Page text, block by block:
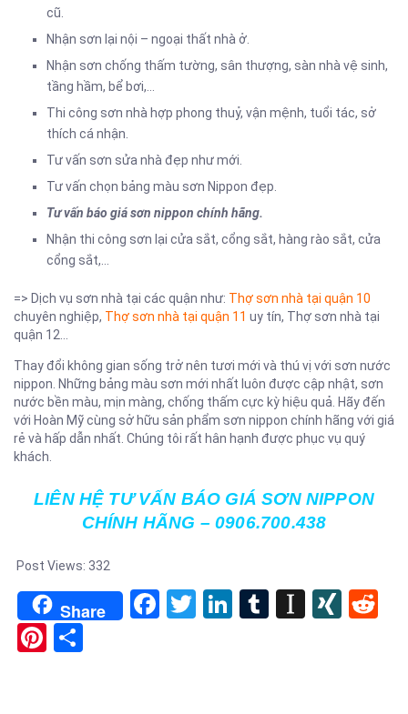
cũ.
Nhận sơn lại nội – ngoại thất nhà ở.
Nhận sơn chống thấm tường, sân thượng, sàn nhà vệ sinh,
tầng hầm, bể bơi,…
Thi công sơn nhà hợp phong thuỷ, vận mệnh, tuổi tác, sở
thích cá nhận.
Tư vấn sơn sửa nhà đẹp như mới.
Tư vấn chọn bảng màu sơn Nippon đẹp.
Tư vấn báo giá sơn nippon chính hãng.
Nhận thi công sơn lại cửa sắt, cổng sắt, hàng rào sắt, cửa
cổng sắt,…
=> Dịch vụ sơn nhà tại các quận như: Thợ sơn nhà tại quận 10
chuyên nghiệp, Thợ sơn nhà tại quận 11 uy tín, Thợ sơn nhà tại
quận 12…
Thay đổi không gian sống trở nên tươi mới và thú vị với sơn nước
nippon. Những bảng màu sơn mới nhất luôn được cập nhật, sơn
nước bền màu, mịn màng, chống thấm cực kỳ hiệu quả. Hãy đến
với Hoàn Mỹ cùng sở hữu sản phẩm sơn nippon chính hãng với giá
rẻ và hấp dẫn nhất. Chúng tôi rất hân hạnh được phục vụ quý
khách.
LIÊN HỆ TƯ VẤN BÁO GIÁ SƠN NIPPON
CHÍNH HÃNG – 0906.700.438
Post Views: 332
Share Facebook
TwitterLinkedIn
Tumblr
Pinterest